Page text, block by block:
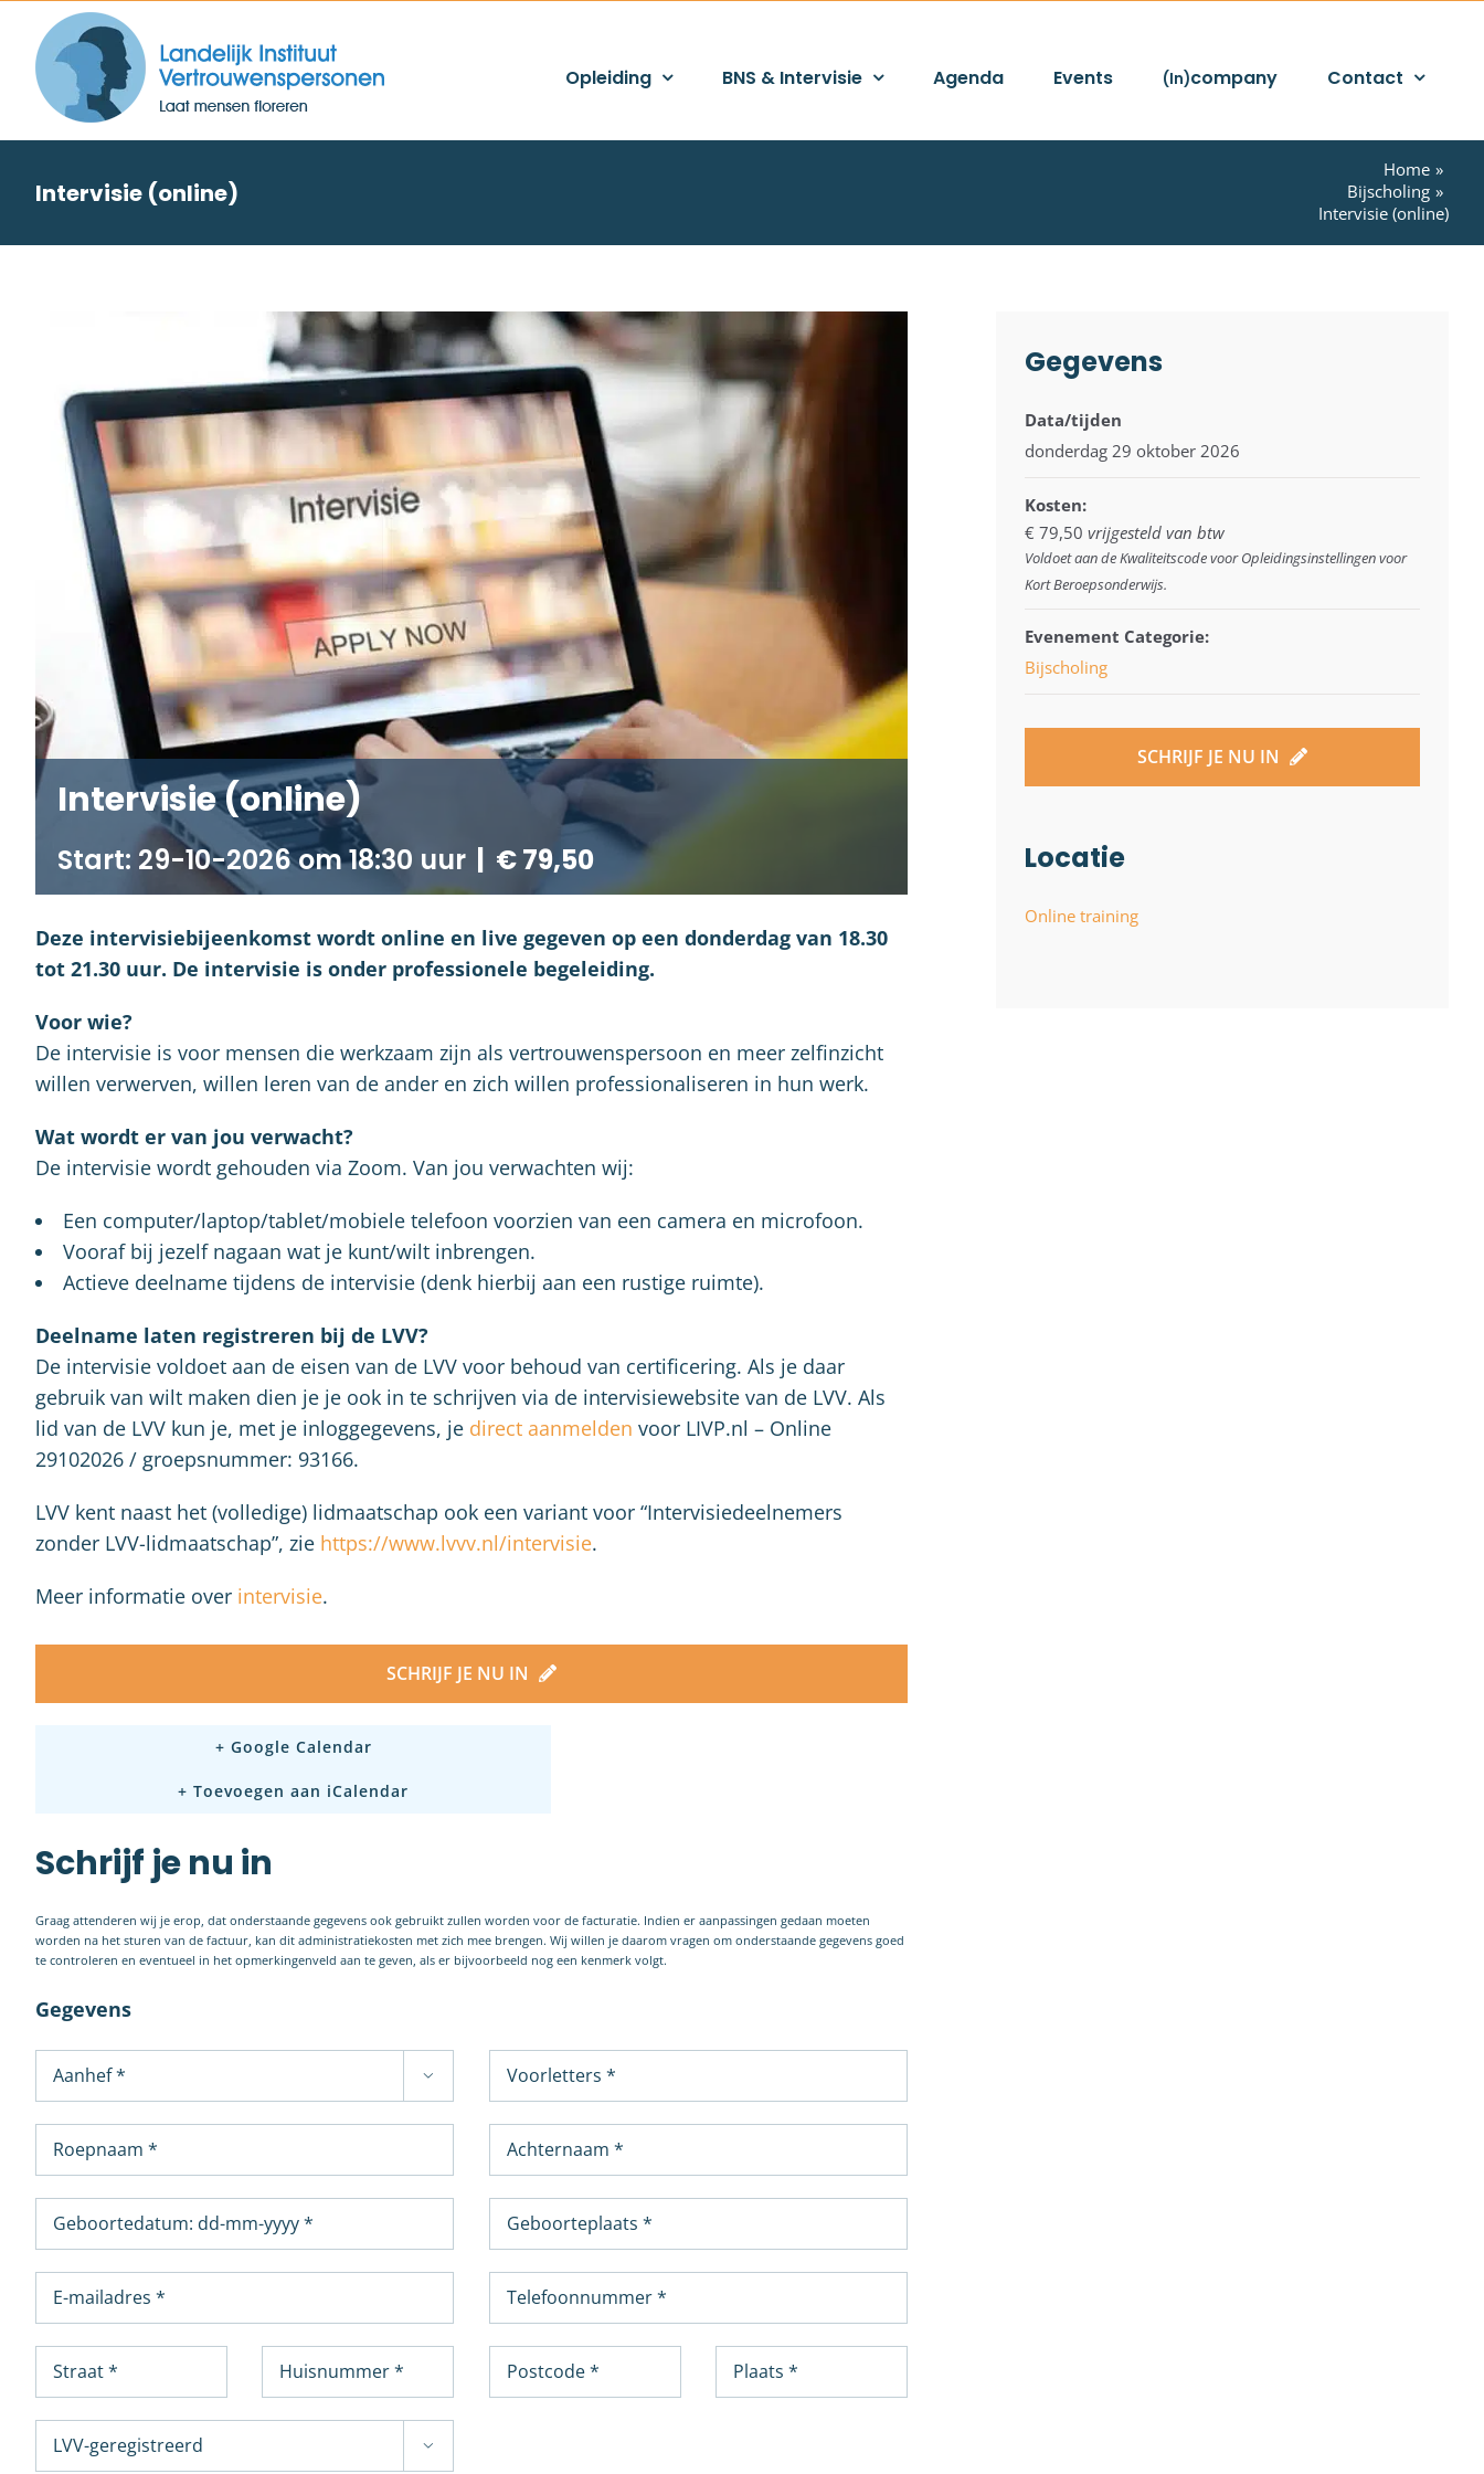
content
Opleiding BNS & Intervisie Agenda Events (In)company Contact
Intervisie (online)
Home
Bijscholing
Intervisie (online)
Intervisie (online)
29-10-2026 om 18:30 | € 79,50
Deze intervisiebijeenkomst wordt online en live gegeven op een donderdag van 18.30
tot 21.30 uur. De intervisie is onder professionele begeleiding.
Voor wie?
De intervisie is voor mensen die werkzaam zijn als vertrouwenspersoon en meer zelfinzicht
willen verwerven, willen leren van de ander en zich willen professionaliseren in hun werk.
Wat wordt er van jou verwacht?
De intervisie wordt gehouden via Zoom. Van jou verwachten wij:
Een computer/laptop/tablet/mobiele telefoon voorzien van een camera en microfoon.
Vooraf bij jezelf nagaan wat je kunt/wilt inbrengen.
Actieve deelname tijdens de intervisie (denk hierbij aan een rustige ruimte).
Deelname laten registreren bij de LVV?
De intervisie voldoet aan de eisen van de LVV voor behoud van certificering. Als je daar
gebruik van wilt maken dien je je ook in te schrijven via de intervisiewebsite van de LVV. Als
lid van de LVV kun je, met je inloggegevens, je direct aanmelden voor LIVP.nl – Online
29102026 / groepsnummer: 93166.
LVV kent naast het (volledige) lidmaatschap ook een variant voor “Intervisiedeelnemers
zonder LVV-lidmaatschap”, zie https://www.lvvv.nl/intervisie.
Meer informatie over intervisie.
SCHRIJF JE NU IN
+ Google Calendar
+ Toevoegen aan iCalendar
Schrijf je nu in
Graag attenderen wij je erop, dat onderstaande gegevens ook gebruikt zullen worden voor de facturatie. Indien er aanpassingen gedaan moeten
worden na het sturen van de factuur, kan dit administratiekosten met zich mee brengen. Wij willen je daarom vragen om onderstaande gegevens goed
te controleren en eventueel in het opmerkingenveld aan te geven, als er bijvoorbeeld nog een kenmerk volgt.
Gegevens


Gegevens
Data/tijden
donderdag 29 oktober 2026
Kosten:
€ 79,50 vrijgesteld van btw
Voldoet aan de Kwaliteitscode voor Opleidingsinstellingen voor
Kort Beroepsonderwijs.
Evenement Categorie:
Bijscholing
SCHRIJF JE NU IN
Locatie
Online training